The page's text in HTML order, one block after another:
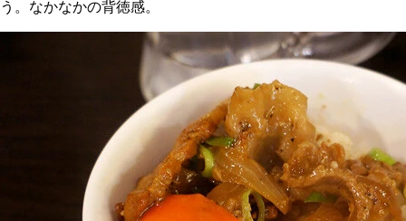
う。なかなかの背徳感。